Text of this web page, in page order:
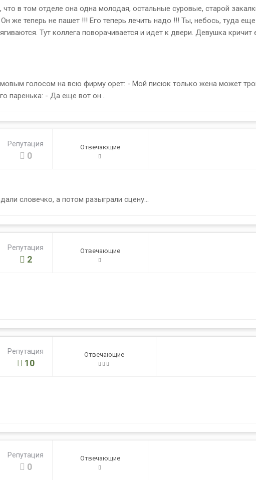
в том отделе она одна молодая, остальные суровые, старой
же теперь не пашет !!! Его теперь лечить надо !!! Ты, небось, туда
Тут коллега поворачивается и идет к двери. Девушка кричит
голосом на всю фирму орет: - Мой писюк только жена может
паренька: - Да еще вот он...
Репутация
0
Отвечающие
словечко, а потом разыграли сцену...
Репутация
2
Отвечающие
Репутация
10
Отвечающие
Репутация
0
Отвечающие